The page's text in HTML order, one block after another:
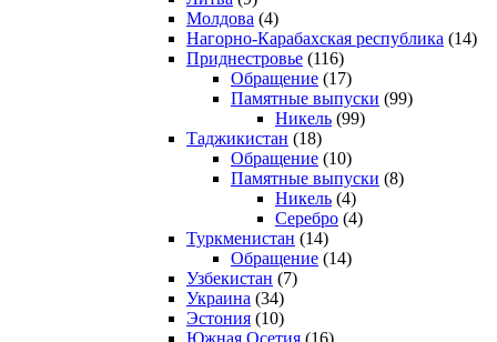
Молдова (4)
Нагорно-Карабахская республика (14)
Приднестровье (116)
Обращение (17)
Памятные выпуски (99)
Никель (99)
Таджикистан (18)
Обращение (10)
Памятные выпуски (8)
Никель (4)
Серебро (4)
Туркменистан (14)
Обращение (14)
Узбекистан (7)
Украина (34)
Эстония (10)
Южная Осетия (16)